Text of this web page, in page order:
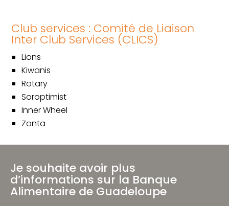
Club services : Comité de Liaison
Inter Club Services (CLICS)
Lions
Kiwanis
Rotary
Soroptimist
Inner Wheel
Zonta
Je souhaite avoir plus
d’informations sur la Banque
Alimentaire de Guadeloupe